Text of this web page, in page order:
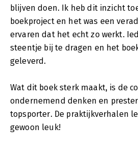
blijven doen. Ik heb dit inzicht
boekproject en het was een
ervaren dat het echt zo werkt.
steentje bij te dragen en het
geleverd.
Wat dit boek sterk maakt, is de
ondernemend denken en
topsporter. De praktijkverhalen
gewoon leuk!